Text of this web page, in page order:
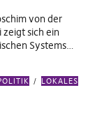
von der
sich ein
Systems…
LOKALES